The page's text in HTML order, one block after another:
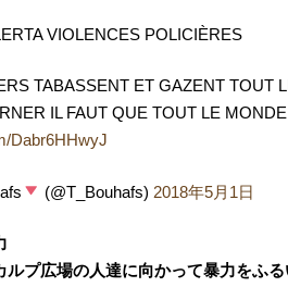
VIOLENCES POLICIÈRES
TABASSENT ET GAZENT TOUT
IL FAUT QUE TOUT LE
Dabr6HHwyJ
(@T_Bouhafs) 2018年5月1日
ルプ広場の人達に向かって暴力を